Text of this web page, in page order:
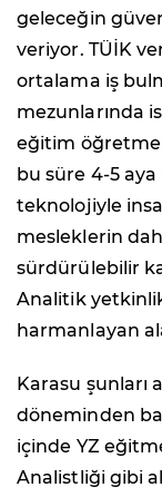
geleceğin
veriyor. TÜİK
ortalama iş
mezunlarında
eğitim
bu süre 4-5
teknolojiyle
mesleklerin
sürdürülebilir
Analitik
harmanlayan
Karasu şunları
döneminden
içinde YZ
Analistliği gibi